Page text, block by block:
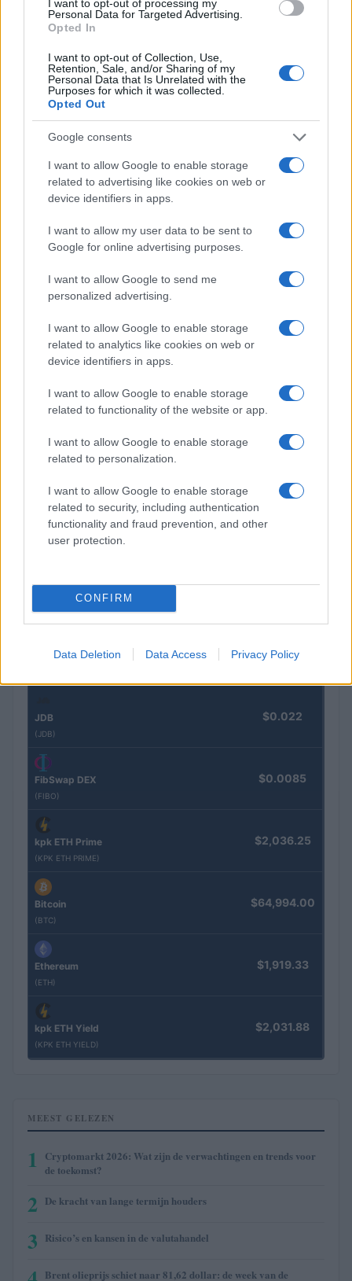
I want to opt-out of processing my
Personal Data for Targeted Advertising.
Opted In
I want to opt-out of Collection, Use,
Retention, Sale, and/or Sharing of my
Personal Data that Is Unrelated with the
Purposes for which it was collected.
Opted Out
Google consents
I want to allow Google to enable storage
related to advertising like cookies on web or
device identifiers in apps.
I want to allow my user data to be sent to
Google for online advertising purposes.
I want to allow Google to send me
personalized advertising.
I want to allow Google to enable storage
related to analytics like cookies on web or
device identifiers in apps.
I want to allow Google to enable storage
related to functionality of the website or app.
I want to allow Google to enable storage
related to personalization.
I want to allow Google to enable storage
related to security, including authentication
functionality and fraud prevention, and other
user protection.
CONFIRM
Data Deletion Data Access Privacy Policy
Brentolie daalt naar 88.9 dollar: grondstoffen onder druk
Sanne De Vries · 6 aug 2026
NEWS
Brentolie daalt naar 91,82 dollar: een week van teruggang in
grondstoffen
(PAXG)
Kinza Babylon Staked BTC
(KBTC)
$83,270.00
Epoch Island
Stride Staked Injective $16.46
JDB
(JDB)
$0.022
FibSwap DEX
(FIBO)
$0.0085
kpk ETH Prime
(KPK ETH PRIME)
$2,036.25
Bitcoin
(BTC)
$64,994.00
Ethereum
(ETH)
$1,919.33
kpk ETH Yield
(KPK ETH YIELD)
$2,031.88
MEEST GELEZEN
1
Cryptomarkt 2026: Wat zijn de verwachtingen en trends voor
de toekomst?
2 De kracht van lange termijn houders
3 Risico’s en kansen in de valutahandel
Brent olieprijs schiet naar 81,62 dollar: de week van de